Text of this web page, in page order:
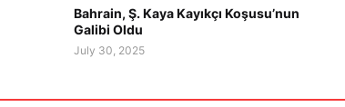
Bahrain, Ş. Kaya Kayıkçı Koşusu’nun
Galibi Oldu
July 30, 2025